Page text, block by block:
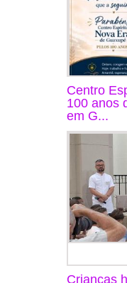
Centro
100 anos
em G...
Crianças